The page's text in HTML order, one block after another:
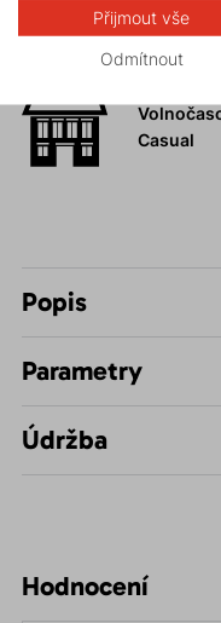
Hiking
Casual
Popis
Parametry
Údržba
Hodnocení
Přijmout vše
Odmítnout